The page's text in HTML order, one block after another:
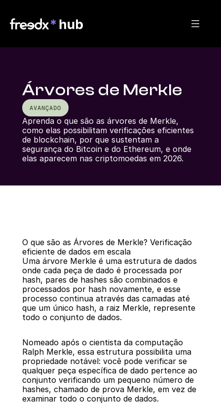
Árvores de Merkle
AVANÇADO
Aprenda o que são as árvores de Merkle,
como elas possibilitam verificações eficientes
de blockchain, por que sustentam a
segurança do Bitcoin e do Ethereum, e onde
elas aparecem nas criptomoedas em 2026.
Voltar
O que são as Árvores de Merkle? Verificação
eficiente de dados em escala
Uma árvore Merkle é uma estrutura de dados
onde cada peça de dado é processada por
hash, pares de hashes são combinados e
processados por hash novamente, e esse
processo continua através das camadas até
que um único hash, a raiz Merkle, represente
todo o conjunto de dados.
Nomeado após o cientista da computação
Ralph Merkle, essa estrutura possibilita uma
propriedade notável: você pode verificar se
qualquer peça específica de dado pertence ao
conjunto verificando um pequeno número de
hashes, chamado de prova Merkle, em vez de
examinar todo o conjunto de dados.